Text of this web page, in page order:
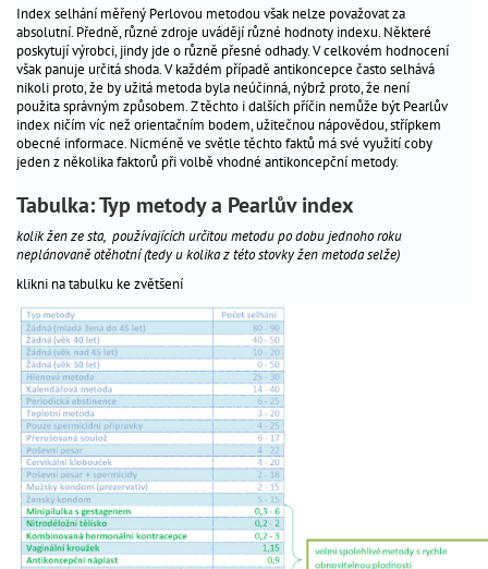
nehormonální
místní
vaginální
pesar,
hubka
zajímavosti
o
antikoncepci
Index selhání měřený Perlovou metodou však nelze považovat za
absolutní. Předně, různé zdroje uvádějí různé hodnoty indexu. Některé
poskytují výrobci, jindy jde o různě přesné odhady. V celkovém hodnocení
však panuje určitá shoda. V každém případě antikoncepce často selhává
nikoli proto, že by užitá metoda byla neúčinná, nýbrž proto, že není
použita správným způsobem. Z těchto i dalších příčin nemůže být Pearlův
index ničím víc než orientačním bodem, užitečnou nápovědou, střípkem
obecné informace. Nicméně ve světle těchto faktů má své využití coby
jeden z několika faktorů při volbě vhodné antikoncepční metody.
Tabulka: Typ metody a Pearlův index
kolik žen ze sta, používajících určitou metodu po dobu jednoho roku
neplánovaně otěhotní (tedy u kolika z této stovky žen metoda selže)
klikni na tabulku ke zvětšení